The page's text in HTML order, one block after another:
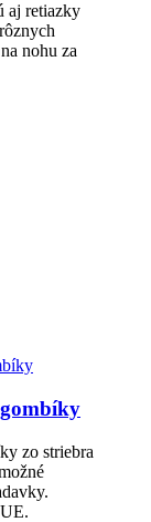
aj retiazky
nohu za
zo striebra